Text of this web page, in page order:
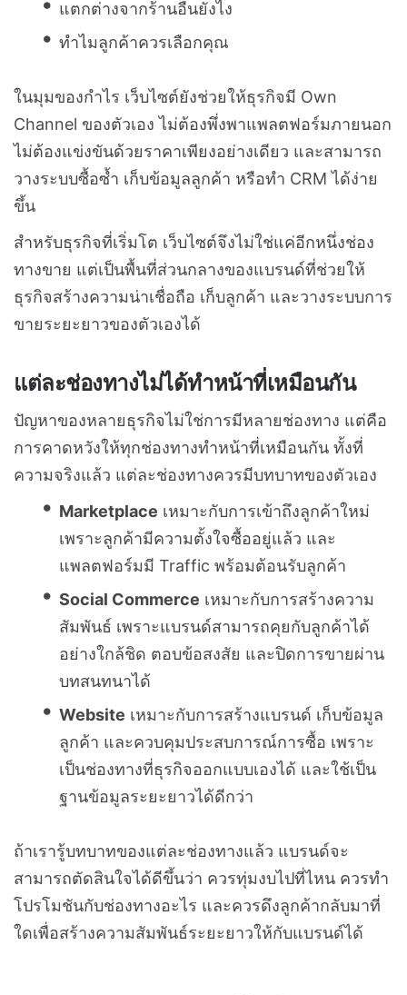
แตกต่างจากร้านอื่นยังไง
ทำไมลูกค้าควรเลือกคุณ
ในมุมของกำไร เว็บไซต์ยังช่วยให้ธุรกิจมี Own
Channel ของตัวเอง ไม่ต้องพึ่งพาแพลตฟอร์มภายนอก
ไม่ต้องแข่งขันด้วยราคาเพียงอย่างเดียว และสามารถ
วางระบบซื้อซ้ำ เก็บข้อมูลลูกค้า หรือทำ CRM ได้ง่าย
ขึ้น
สำหรับธุรกิจที่เริ่มโต เว็บไซต์จึงไม่ใช่แค่อีกหนึ่งช่อง
ทางขาย แต่เป็นพื้นที่ส่วนกลางของแบรนด์ที่ช่วยให้
ธุรกิจสร้างความน่าเชื่อถือ เก็บลูกค้า และวางระบบการ
ขายระยะยาวของตัวเองได้
แต่ละช่องทางไม่ได้ทำหน้าที่เหมือนกัน
ปัญหาของหลายธุรกิจไม่ใช่การมีหลายช่องทาง แต่คือ
การคาดหวังให้ทุกช่องทางทำหน้าที่เหมือนกัน ทั้งที่
ความจริงแล้ว แต่ละช่องทางควรมีบทบาทของตัวเอง
Marketplace เหมาะกับการเข้าถึงลูกค้าใหม่
เพราะลูกค้ามีความตั้งใจซื้ออยู่แล้ว และ
แพลตฟอร์มมี Traffic พร้อมต้อนรับลูกค้า
Social Commerce เหมาะกับการสร้างความ
สัมพันธ์ เพราะแบรนด์สามารถคุยกับลูกค้าได้
อย่างใกล้ชิด ตอบข้อสงสัย และปิดการขายผ่าน
บทสนทนาได้
Website เหมาะกับการสร้างแบรนด์ เก็บข้อมูล
ลูกค้า และควบคุมประสบการณ์การซื้อ เพราะ
เป็นช่องทางที่ธุรกิจออกแบบเองได้ และใช้เป็น
ฐานข้อมูลระยะยาวได้ดีกว่า
ถ้าเรารู้บทบาทของแต่ละช่องทางแล้ว แบรนด์จะ
สามารถตัดสินใจได้ดีขึ้นว่า ควรทุ่มงบไปที่ไหน ควรทำ
โปรโมชันกับช่องทางอะไร และควรดึงลูกค้ากลับมาที่
ใดเพื่อสร้างความสัมพันธ์ระยะยาวให้กับแบรนด์ได้